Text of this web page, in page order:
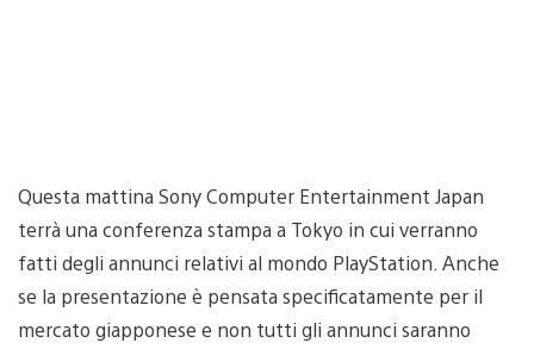
Questa mattina Sony Computer Entertainment Japan
terrà una conferenza stampa a Tokyo in cui verranno
fatti degli annunci relativi al mondo PlayStation. Anche
se la presentazione è pensata specificatamente per il
mercato giapponese e non tutti gli annunci saranno